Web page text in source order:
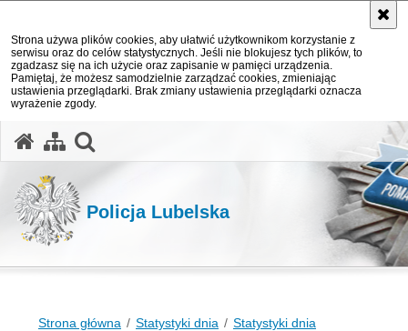
Strona używa plików cookies, aby ułatwić użytkownikom korzystanie z
serwisu oraz do celów statystycznych. Jeśli nie blokujesz tych plików, to
zgadzasz się na ich użycie oraz zapisanie w pamięci urządzenia.
Pamiętaj, że możesz samodzielnie zarządzać cookies, zmieniając
ustawienia przeglądarki. Brak zmiany ustawienia przeglądarki oznacza
wyrażenie zgody.
Policja Lubelska
Strona główna Statystyki dnia Statystyki dnia